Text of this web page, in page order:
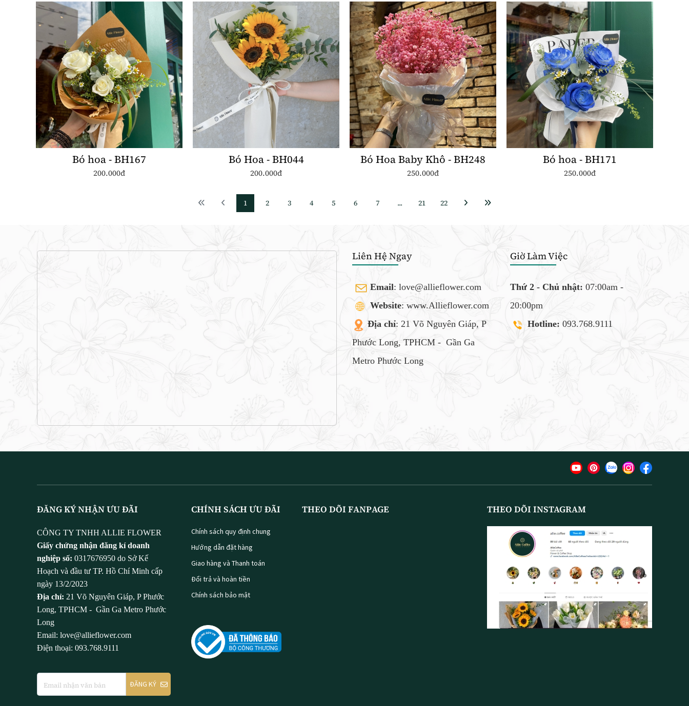
Bó hoa - BH167
200.000đ
Bó Hoa - BH044
200.000đ
Bó Hoa Baby Khô - BH248
250.000đ
Bó hoa - BH171
250.000đ
1 2 3 4 5 6 7 ... 21 22
Liên Hệ Ngay
Email: love@allieflower.com
Website: www.Allieflower.com
Địa chỉ: 21 Võ Nguyên Giáp, P
Phước Long, TPHCM - Gần Ga
Metro Phước Long
Giờ Làm Việc
Thứ 2 - Chủ nhật: 07:00am -
20:00pm
Hotline: 093.768.9111
ĐĂNG KÝ NHẬN ƯU ĐÃI
CÔNG TY TNHH ALLIE FLOWER
Giấy chứng nhận đăng kí doanh
nghiệp số: 0317676950 do Sở Kế
Hoạch và đầu tư TP. Hồ Chí Minh cấp
ngày 13/2/2023
Địa chỉ: 21 Võ Nguyên Giáp, P Phước
Long, TPHCM - Gần Ga Metro Phước
Long
Email: love@allieflower.com
Điện thoại: 093.768.9111
ĐĂNG KÝ
CHÍNH SÁCH ƯU ĐÃI
Chính sách quy định chung
Hướng dẫn đặt hàng
Giao hàng và Thanh toán
Đổi trả và hoàn tiền
Chính sách bảo mật
THEO DÕI FANPAGE THEO DÕI INSTAGRAM